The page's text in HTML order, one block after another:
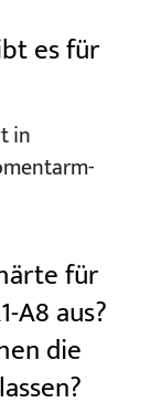
es für
in
für
A8 aus?
die